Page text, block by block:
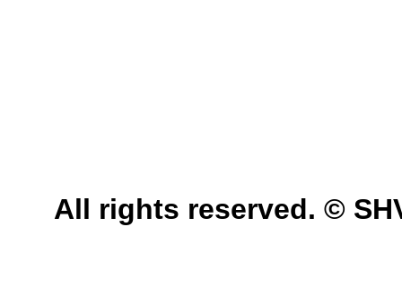
All rights reserved. ©